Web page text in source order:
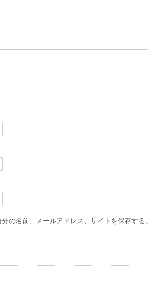
の名前、メールアドレス、サイトを保存する。